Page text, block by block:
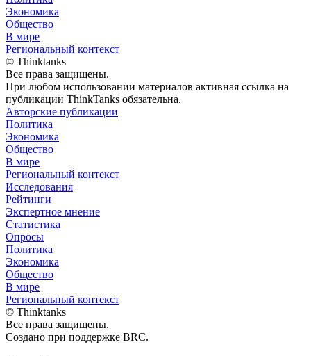
Экономика
Общество
В мире
Региональный контекст
© Thinktanks
Все права защищены.
При любом использовании материалов активная ссылка на
публикации ThinkTanks обязательна.
Авторские публикации
Политика
Экономика
Общество
В мире
Региональный контекст
Исследования
Рейтинги
Экспертное мнение
Статистика
Опросы
Политика
Экономика
Общество
В мире
Региональный контекст
© Thinktanks
Все права защищены.
Создано при поддержке BRC.